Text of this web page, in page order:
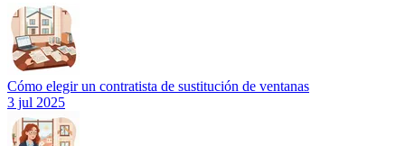
Cómo elegir un contratista de sustitución de ventanas
3 jul 2025